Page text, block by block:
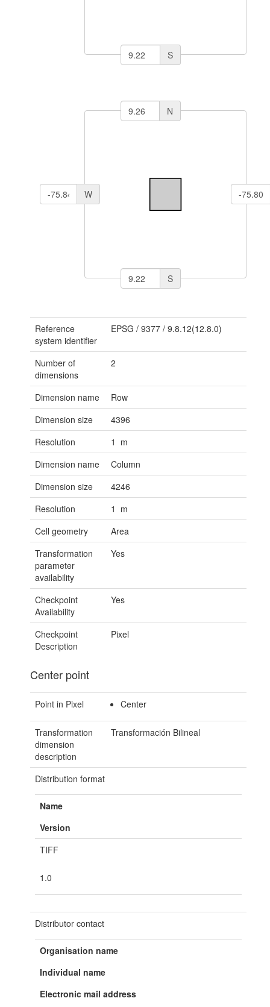
S
N
S
W
Reference
system identifier
EPSG / 9377/ 9.8.12(12.8.0)
Number of
dimensions
2
Dimension name
Row
Dimension size
4396
Resolution
1 m
Dimension name
Column
Dimension size
4246
Resolution
1 m
Cell geometry
Area
Transformation
parameter
availability
Yes
Checkpoint
Availability
Yes
Checkpoint
Description
Pixel
Center point
Point in Pixel Center
Transformation
dimension
description
Transformación Bilineal
Distribution format
Name
Version
TIFF
1.0
Distributor contact
Organisation name
Individual name
Electronic mail address